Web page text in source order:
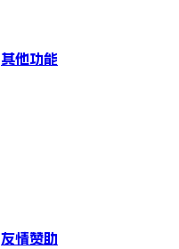
其他功能
友情赞助